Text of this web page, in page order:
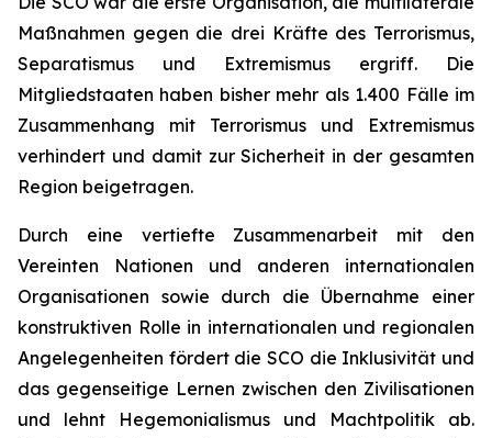
Maßnahmen gegen die drei Kräfte des Terrorismus,
Separatismus und Extremismus ergriff. Die
Mitgliedstaaten haben bisher mehr als 1.400 Fälle im
Zusammenhang mit Terrorismus und Extremismus
verhindert und damit zur Sicherheit in der gesamten
Region beigetragen.
Durch eine vertiefte Zusammenarbeit mit den
Vereinten Nationen und anderen internationalen
Organisationen sowie durch die Übernahme einer
konstruktiven Rolle in internationalen und regionalen
Angelegenheiten fördert die SCO die Inklusivität und
das gegenseitige Lernen zwischen den Zivilisationen
und lehnt Hegemonialismus und Machtpolitik ab.